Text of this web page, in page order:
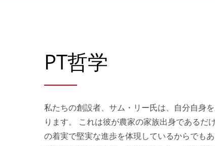
PT哲学
私たちの創設者、サム・リー氏は、自分自身
ります。 これは彼が農家の家族出身であるだ
の着実で堅実な進歩を体現しているからでも